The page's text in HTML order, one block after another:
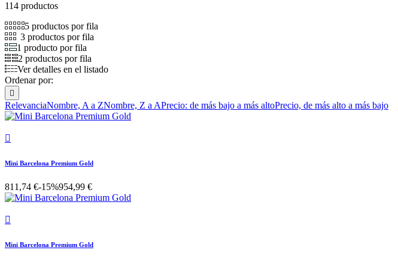
114 productos
5 productos por fila
3 productos por fila
1 producto por fila
2 productos por fila
Ver detalles en el listado
Ordenar por:

RelevanciaNombre, A a ZNombre, Z a APrecio: de más bajo a más altoPrecio, de más alto a más bajo

Mini Barcelona Premium Gold
811,74 €-15%954,99 €

Mini Barcelona Premium Gold